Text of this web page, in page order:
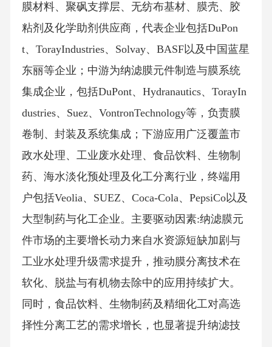
膜材料、聚砜支撑层、无纺布基材、膜壳、胶
粘剂及化学助剂供应商，代表企业包括DuPon
t、TorayIndustries、Solvay、BASF以及中国蓝星
东丽等企业；中游为纳滤膜元件制造与膜系统
集成企业，包括DuPont、Hydranautics、TorayIn
dustries、Suez、VontronTechnology等，负责膜
卷制、封装及系统集成；下游应用广泛覆盖市
政水处理、工业废水处理、食品饮料、生物制
药、海水淡化预处理及化工分离行业，终端用
户包括Veolia、SUEZ、Coca-Cola、PepsiCo以及
大型制药与化工企业。主要驱动因素:纳滤膜元
件市场的主要增长动力来自水资源短缺加剧与
工业水处理升级需求提升，推动膜分离技术在
软化、脱盐与有机物去除中的应用持续扩大。
同时，食品饮料、生物制药及精细化工对高选
择性分离工艺的需求增长，也显著提升纳滤技